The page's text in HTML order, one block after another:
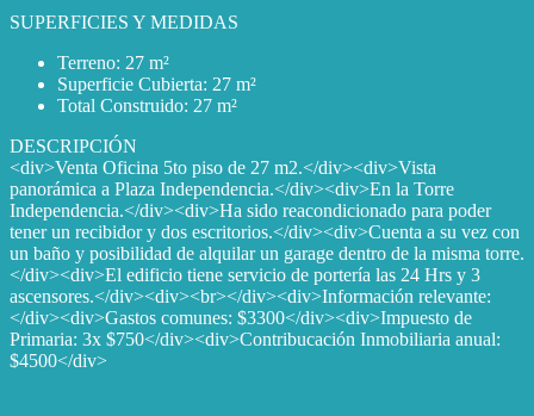
SUPERFICIES Y MEDIDAS
Terreno: 27 m²
Superficie Cubierta: 27 m²
Total Construido: 27 m²
DESCRIPCIÓN
<div>Venta Oficina 5to piso de 27 m2.</div><div>Vista
panorámica a Plaza Independencia.</div><div>En la Torre
Independencia.</div><div>Ha sido reacondicionado para poder
tener un recibidor y dos escritorios.</div><div>Cuenta a su vez con
un baño y posibilidad de alquilar un garage dentro de la misma torre.
</div><div>El edificio tiene servicio de portería las 24 Hrs y 3
ascensores.</div><div><br></div><div>Información relevante:
</div><div>Gastos comunes: $3300</div><div>Impuesto de
Primaria: 3x $750</div><div>Contribucación Inmobiliaria anual:
$4500</div>